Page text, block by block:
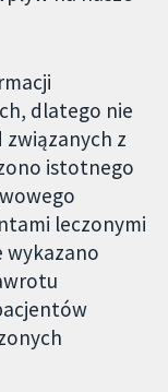
dlatego nie
związanych z
istotnego
leczonymi
wykazano